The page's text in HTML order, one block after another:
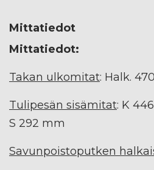
Mittatiedot
Mittatiedot:
Takan ulkomitat: Halk.
Tulipesän sisämitat: K
S 292 mm
Savunpoistoputken